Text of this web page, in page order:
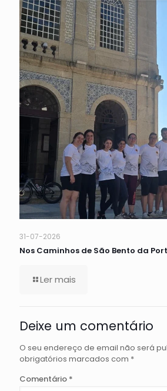
31-07-2026
Nos Caminhos de São Bento da
Ler mais
Deixe um comentário
O seu endereço de email não será
obrigatórios marcados com *
Comentário *